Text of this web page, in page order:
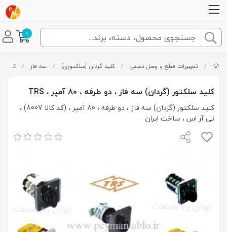
0
/ تجهیزات قطع و وصل دستی / کلید گردان [سلکتوری] / سه فاز / کلید سلکتور (گردان) سه فاز ، دو طرفه ، 80 آمپر ، TRS
کلید سلکتور (گردان) سه فاز ، دو طرفه ، 80 آمپر ، TRS
کلید سلکتور (گردان) سه فاز ، دو طرفه ، 80 آمپر ، (کد کالا 8007) ،
تی آر اس ، ساخت ایران